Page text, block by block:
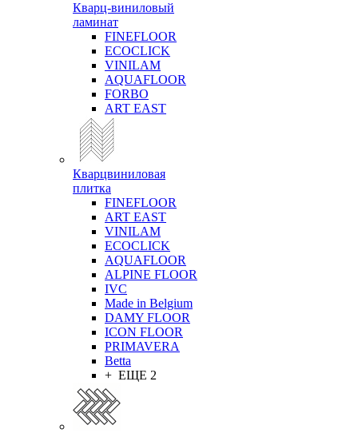
Кварц-виниловый
ламинат
FINEFLOOR
ECOCLICK
VINILAM
AQUAFLOOR
FORBO
ART EAST
Кварцвиниловая
плитка
FINEFLOOR
ART EAST
VINILAM
ECOCLICK
AQUAFLOOR
ALPINE FLOOR
IVC
Made in Belgium
DAMY FLOOR
ICON FLOOR
PRIMAVERA
Betta
+ ЕЩЕ 2